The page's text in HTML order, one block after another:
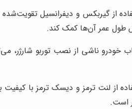
از گیربکس و دیفرانسیل
طول عمر آن‌ها کمک کند.
خودرو ناشی از نصب توربو شارژر،
از لنت ترمز و دیسک ترمز با
است.